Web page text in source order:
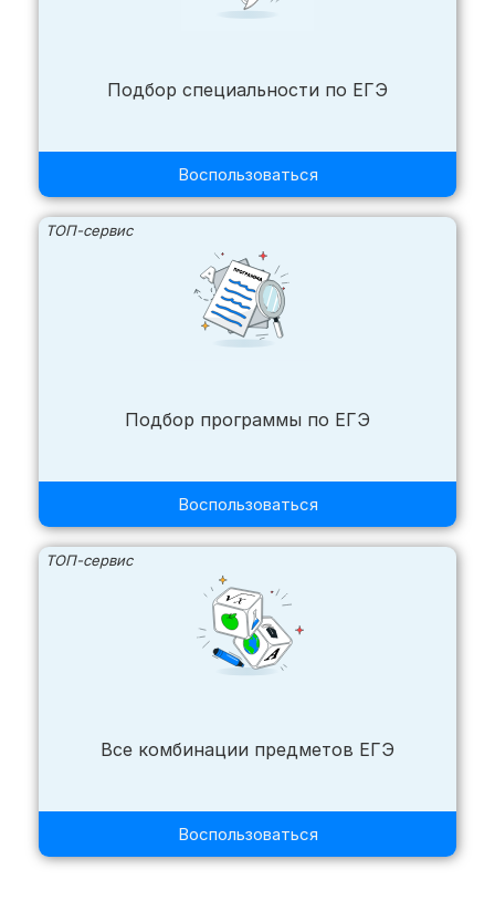
Подбор специальности по ЕГЭ
Воспользоваться
ТОП-сервис
Подбор программы по ЕГЭ
Воспользоваться
ТОП-сервис
Все комбинации предметов ЕГЭ
Воспользоваться